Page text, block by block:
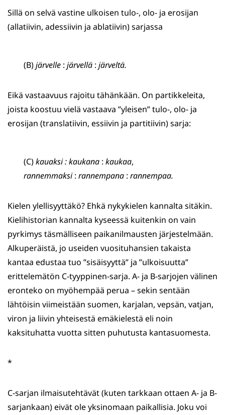
Sillä on selvä vastine ulkoisen tulo-, olo- ja erosijan
(allatiivin, adessiivin ja ablatiivin) sarjassa
(B)järvelle : järvellä : järveltä.
Eikä vastaavuus rajoitu tähänkään. On partikkeleita,
joista koostuu vielä vastaava ”yleisen” tulo-, olo- ja
erosijan (translatiivin, essiivin ja partitiivin) sarja:
(C)kauaksi : kaukana : kaukaa,
rannemmaksi: rannempana : rannempaa.
Kielen ylellisyyttäkö? Ehkä nykykielen kannalta sitäkin.
Kielihistorian kannalta kyseessä kuitenkin on vain
pyrkimys täsmälliseen paikanilmausten järjestelmään.
Alkuperäistä, jo useiden vuosituhansien takaista
kantaa edustaa tuo ”sisäisyyttä” ja ”ulkoisuutta”
erittelemätön C-tyyppinen-sarja. A- ja B-sarjojen välinen
eronteko on myöhempää perua – sekin sentään
lähtöisin viimeistään suomen, karjalan, vepsän, vatjan,
viron ja liivin yhteisestä emäkielestä eli noin
kaksituhatta vuotta sitten puhutusta kantasuomesta.
*
C-sarjan ilmaisutehtävät (kuten tarkkaan ottaen A- ja B-
sarjankaan) eivät ole yksinomaan paikallisia. Joku voi